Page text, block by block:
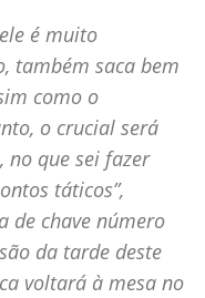
é muito
também saca bem
como o
o crucial será
no que sei fazer
táticos”,
de chave número
da tarde deste
voltará à mesa no